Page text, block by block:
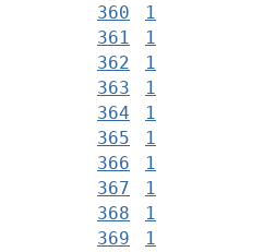
360
1
361
1
362
1
363
1
364
1
365
1
366
1
367
1
368
1
369
1